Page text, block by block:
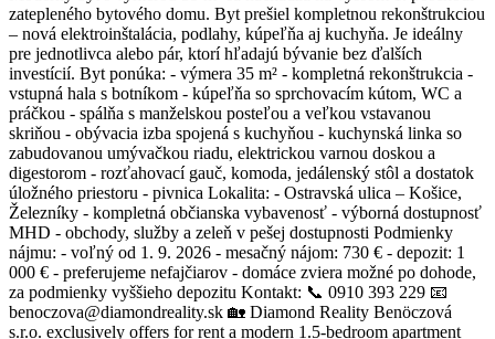
zatepleného bytového domu. Byt prešiel kompletnou rekonštrukciou
– nová elektroinštalácia, podlahy, kúpeľňa aj kuchyňa. Je ideálny
pre jednotlivca alebo pár, ktorí hľadajú bývanie bez ďalších
investícií. Byt ponúka: - výmera 35 m² - kompletná rekonštrukcia -
vstupná hala s botníkom - kúpeľňa so sprchovacím kútom, WC a
práčkou - spálňa s manželskou posteľou a veľkou vstavanou
skriňou - obývacia izba spojená s kuchyňou - kuchynská linka so
zabudovanou umývačkou riadu, elektrickou varnou doskou a
digestorom - rozťahovací gauč, komoda, jedálenský stôl a dostatok
úložného priestoru - pivnica Lokalita: - Ostravská ulica – Košice,
Železníky - kompletná občianska vybavenosť - výborná dostupnosť
MHD - obchody, služby a zeleň v pešej dostupnosti Podmienky
nájmu: - voľný od 1. 9. 2026 - mesačný nájom: 730 € - depozit: 1
000 € - preferujeme nefajčiarov - domáce zviera možné po dohode,
za podmienky vyššieho depozitu Kontakt: 📞 0910 393 229 📧
benoczova@diamondreality.sk 🏡 Diamond Reality Benöczová
s.r.o. exclusively offers for rent a modern 1.5-bedroom apartment